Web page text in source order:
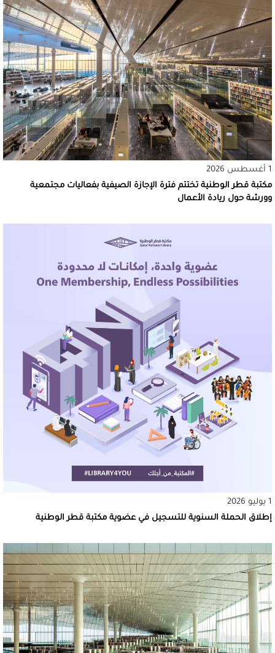
1 أغسطس 2026
مكتبة قطر الوطنية تختتم فترة الإجازة الصيفية بفعاليات مجتمعية
وورشة حول ريادة الأعمال
1 يوليو 2026
إطلاق الحملة السنوية للتسجيل في عضوية مكتبة قطر الوطنية